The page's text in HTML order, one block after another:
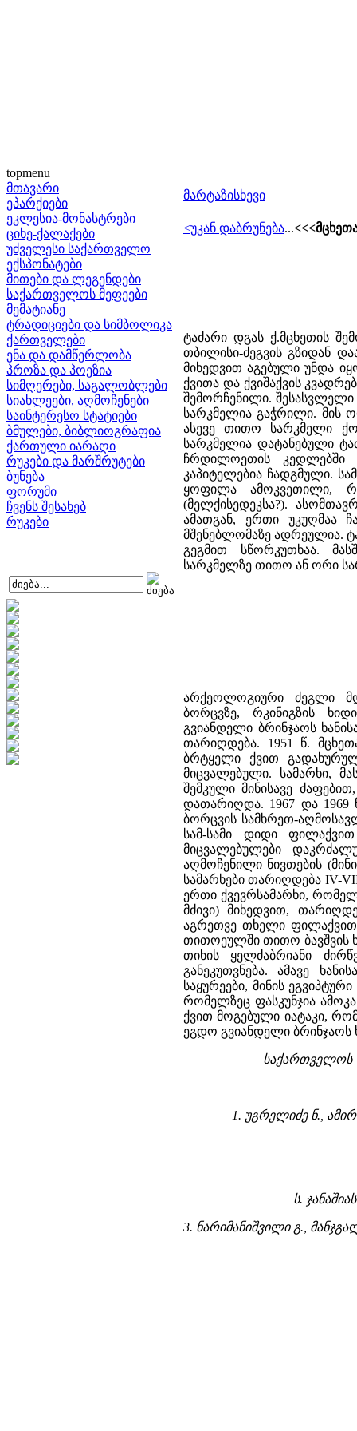
topmenu
მთავარი
ეპარქიები
ეკლესია-მონასტრები
ციხე-ქალაქები
უძველესი საქართველო
ექსპონატები
მითები და ლეგენდები
საქართველოს მეფეები
მემატიანე
ტრადიციები და სიმბოლიკა
ქართველები
ენა და დამწერლობა
პროზა და პოეზია
სიმღერები, საგალობლები
სიახლეები, აღმოჩენები
საინტერესო სტატიები
ბმულები, ბიბლიოგრაფია
ქართული იარაღი
რუკები და მარშრუტები
ბუნება
ფორუმი
ჩვენს შესახებ
რუკები
მარტაზისხევი
<უკან დაბრუნება...
ტაძარი დგას ქ.მცხეთის
თბილისი-ძეგვის გზიდან
მიხედვით აგებული უნდა
ქვითა და ქვიშაქვის
შემორჩენილი.
სარკმელია გაჭრილი. მის
ასევე თითო სარკმელი
სარკმელია დატანებული
ჩრდილოეთის კედლებში
კაპიტელებია ჩადგმული.
ყოფილა ამოკვეთილი,
(მელქისედეკსა?).
ამათგან, ერთი უკუღმაა
მშენებლომაზე ადრეულია.
გეგმით სწორკუთხაა.
სარკმელზე თითო ან ორი
არქეოლოგიური ძეგლი
ბორცვზე, რკინიგზის
გვიანდელი ბრინჯაოს
თარიღდება. 1951 წ.
ბრტყელი ქვით
მიცვალებული. სამარხი,
შემკული მინისავე
დათარიღდა. 1967 და 1969
ბორცვის სამხრეთ-
სამ-სამი დიდი
მიცვალებულები
აღმოჩენილი ნივთების
სამარხები თარიღდება IV-
ერთი ქვევრსამარხი,
მძივი) მიხედვით,
აგრეთვე თხელი ფილაქვით
თითოეულში თითო ბავშვის
თიხის ყელძაბრიანი
განეკუთვნება. ამავე
საყურეები, მინის
რომელზეც ფასკუნჯია
ქვით მოგებული იატაკი,
ეგდო გვიანდელი ბრინჯაოს
საქართველოს
1. უგრელიძე ნ.,
ს.
3. ნარიმანიშვილი გ.,